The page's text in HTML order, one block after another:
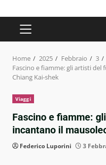
PRIMARY
MENU
Home 2025 Febbraio
3
Fascino e fiamme: gli artisti
Chiang Kai-shek
Viaggi
Fascino e fiamme:
incantano il
Federico Luporini 3